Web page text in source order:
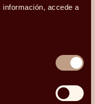
información, accede a
código postal es
con mi consulta.